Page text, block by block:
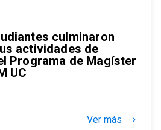
culminaron
actividades de
Programa de Magíster
UC
Ver más keyboard_arrow_right